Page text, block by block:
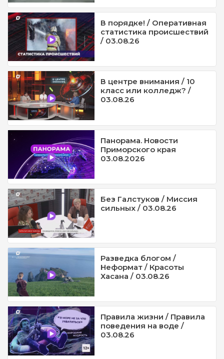
В порядке! / Оперативная
статистика происшествий
/ 03.08.26
В центре внимания / 10
класс или колледж? /
03.08.26
Панорама. Новости
Приморского края
03.08.2026
Без Галстуков / Миссия
сильных / 03.08.26
Разведка блогом /
Неформат / Красоты
Хасана / 03.08.26
Правила жизни / Правила
поведения на воде /
03.08.26